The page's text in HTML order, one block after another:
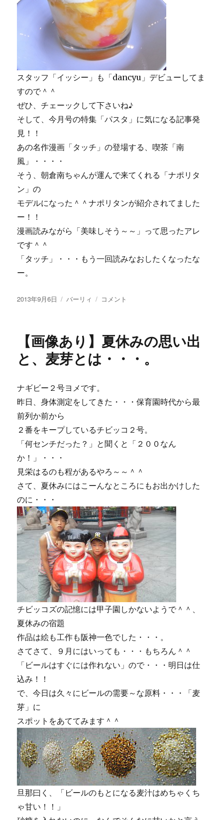
スタッフ「イッシー」も「dancyu」デビューしてま
すので＾＾
ぜひ、チェーックして下さいね♪
そして、今月号の特集「パスタ」に気になる記事発
見！！
あの名作漫画「タッチ」の登場する、喫茶「南
風」・・・・
そう、朝倉南ちゃんが運んで来てくれる「ナポリタ
ン」の
モデルになった＾＾ナポリタンが紹介されてました
ー！！
漫画読みながら「美味しそう～～」って思ったアレ
です＾＾
「タッチ」・・・もう一回読みなおしたくなったな
ー。
投
2013年9月6日
カ
ー
バーリィ
【画
和
歌
山
と
南
の
リ
タ
に
コメント
【画像あり】夏休みの思い出
と、麦芽とは・・・。
ナギビー２号ヨメです。
昨日、身体測定をしてきた・・・保育園時代から最
前列か前から
２番をキープしているチビッコ２号。
「何センチだった？」と聞くと「２００なん
か！」・・・
見栄はるのも程があるやろ～～＾＾
さて、夏休みにはこーんなところにもお出かけした
のに・・・
チビッコズの記憶には甲子園しかないようで＾＾、
夏休みの宿題
作品は絵も工作も阪神一色でした・・・。
さてさて、９月にはいっても・・・もちろん＾＾
「ビールはすぐには作れない」ので・・・明日は仕
込み！！
で、今日は久々にビールの需要～な原料・・・「麦
芽」に
スポットをあててみます＾＾
旦那曰く、「ビールのもとになる麦汁はめちゃくち
ゃ甘い！！」